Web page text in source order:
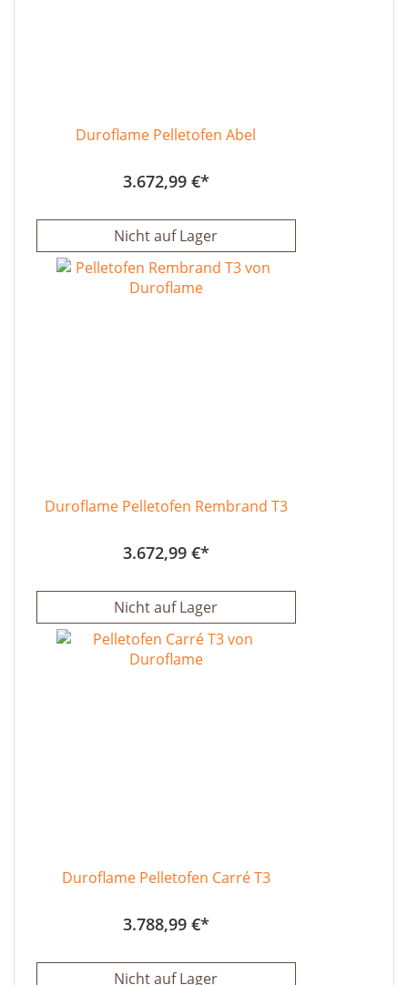
Duroflame Pelletofen Abel
3.672,99 €
Nicht auf Lager
Duroflame Pelletofen Rembrand T3
3.672,99 €
Nicht auf Lager
Duroflame Pelletofen Carré T3
3.788,99 €
Nicht auf Lager